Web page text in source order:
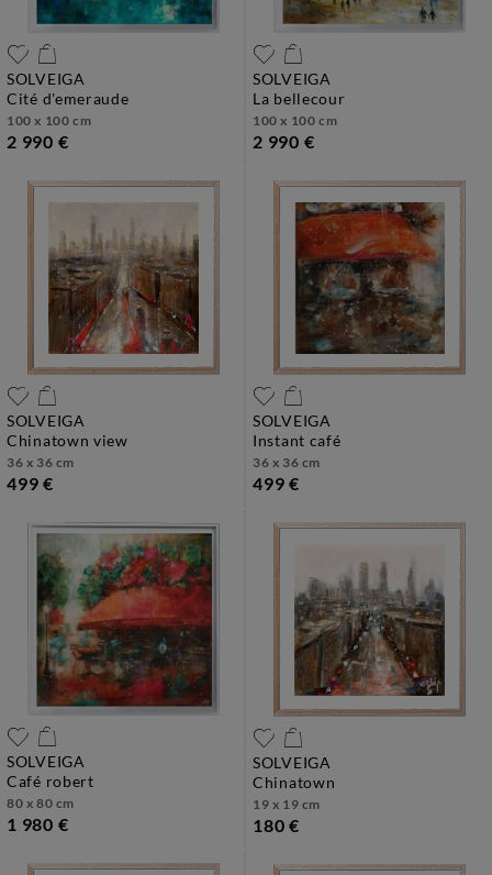
SOLVEIGA
cité d'emeraude
100 x 100 cm
2 990 €
SOLVEIGA
la bellecour
100 x 100 cm
2 990 €
SOLVEIGA
chinatown view
36 x 36 cm
499 €
SOLVEIGA
instant café
36 x 36 cm
499 €
SOLVEIGA
café robert
80 x 80 cm
1 980 €
SOLVEIGA
chinatown
19 x 19 cm
180 €